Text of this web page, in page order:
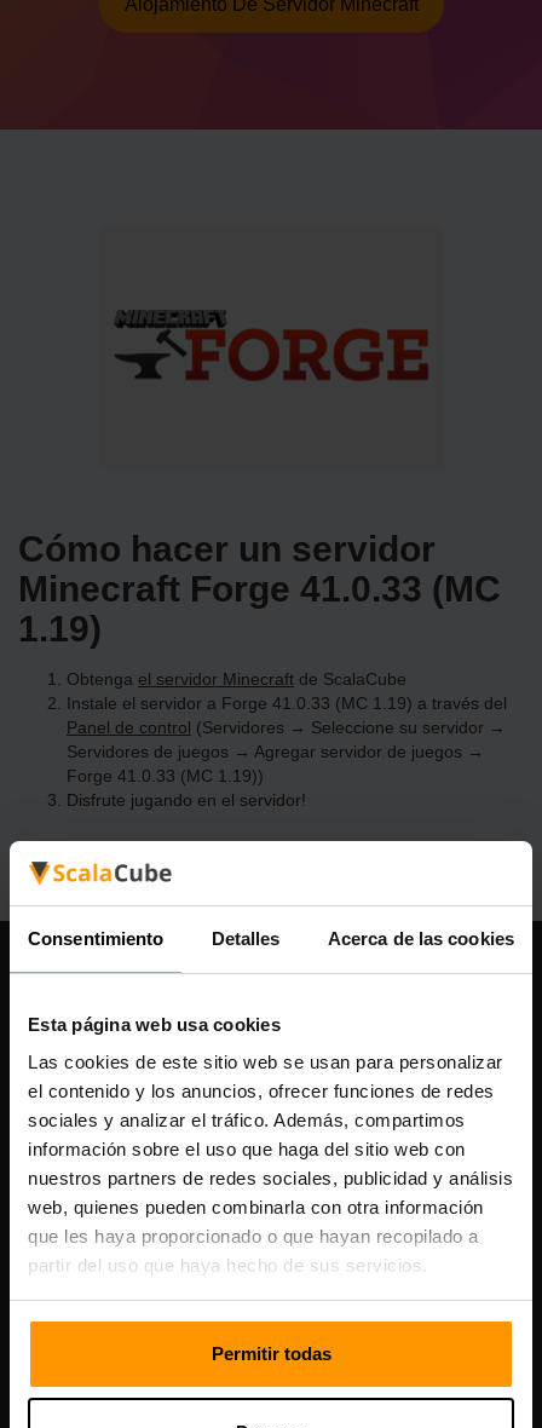
Consentimiento Detalles Acerca de las cookies
Esta página web usa cookies
Las cookies de este sitio web se usan para personalizar
el contenido y los anuncios, ofrecer funciones de redes
sociales y analizar el tráfico. Además, compartimos
información sobre el uso que haga del sitio web con
nuestros partners de redes sociales, publicidad y análisis
web, quienes pueden combinarla con otra información
que les haya proporcionado o que hayan recopilado a
partir del uso que haya hecho de sus servicios.
Permitir todas
Alojamiento De Servidor Minecraft
Cómo hacer un servidor
Minecraft Forge 41.0.33 (MC
1.19)
Obtenga el servidor Minecraft de ScalaCube
Instale el servidor a Forge 41.0.33 (MC 1.19) a través del
Panel de control (Servidores → Seleccione su servidor →
Servidores de juegos → Agregar servidor de juegos →
Forge 41.0.33 (MC 1.19))
Disfrute jugando en el servidor!
Nuestra compañía
Scalable Hosting Solutions OÜ
Código de registro: 14652605
Número de IVA: EE102133820
Dirección: Harju maakond, Tallinn, Kesklinna linnaosa,
Vesivärava tn 50-201, 10152
Navegación rápida